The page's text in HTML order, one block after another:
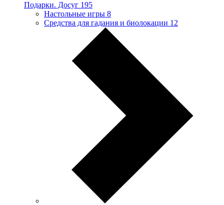
Подарки. Досуг 195
Настольные игры 8
Средства для гадания и биолокации 12